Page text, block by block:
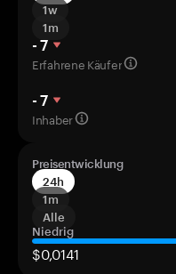
1w
1m
- 7
Erfahrene Käufer
- 7
Inhaber
Preisentwicklung
24h
1m
Alle
Niedrig
$0,0141